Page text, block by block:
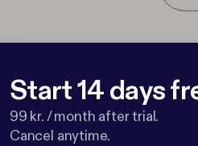
Start 14 days
99 kr. / month after trial.
Cancel anytime.